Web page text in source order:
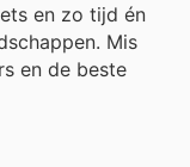
en zo tijd én
Mis
en de beste